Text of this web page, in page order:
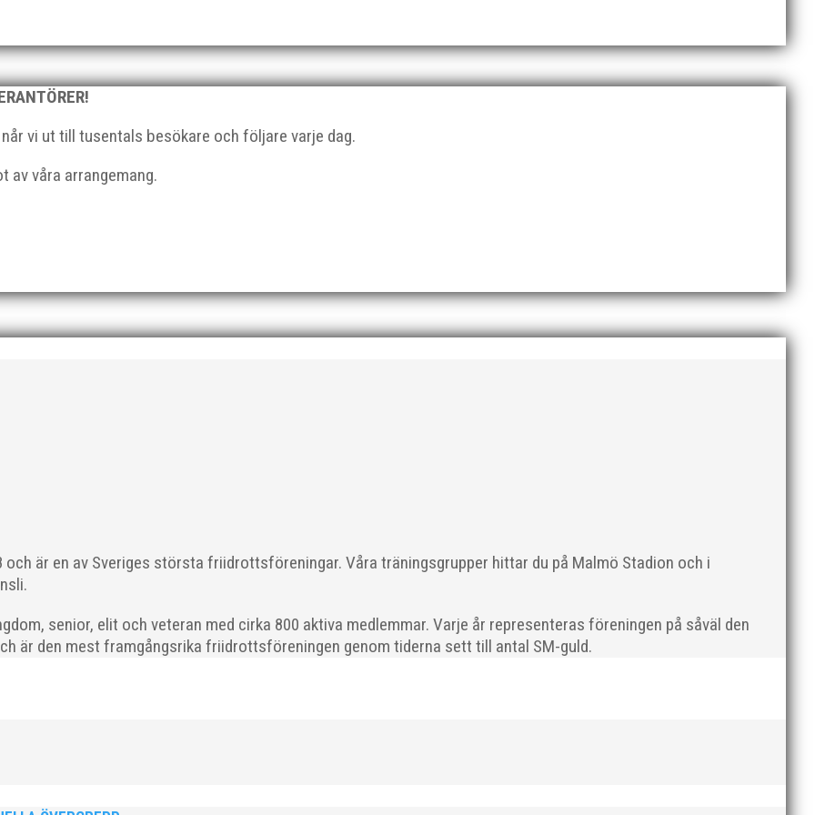
vi ut till tusentals besökare och följare varje dag.
av våra arrangemang.
är en av Sveriges största friidrottsföreningar. Våra träningsgrupper hittar du på Malmö Stadion och i
senior, elit och veteran med cirka 800 aktiva medlemmar. Varje år representeras föreningen på såväl den
är den mest framgångsrika friidrottsföreningen genom tiderna sett till antal SM-guld.
har intervjuat allas vår Hanna Katsler Mölstad och Johan Färemo från MAI RUNNERS. Temat var motion och
Det ena publicerades i Skånska Dagbladet måndagen...
nu i dagarna. Det nya numret bjuder på mängder av spännande läsning, bland annat ett ”bakom-kulisserna-
i sin helhet: >> ISM Friidrott i Magasin...
tjej i Malmö för 2020 går till Nikki Anderberg, MAI. Motivering:”Nikki Anderberg inte bara vann SM-guld på 100
engagerande och stöttande föräldrar genom att utse "Årets Sportförälder". Nytt för i år är att priset delas ut till en
som stod som vinnare, och...